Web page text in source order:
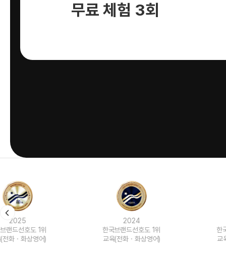
무료 체험 3회
한국브랜드선호도 1위
교육(전화ㆍ화상영어)
한국브랜드선호도 1위
교육(전화ㆍ화상영어)